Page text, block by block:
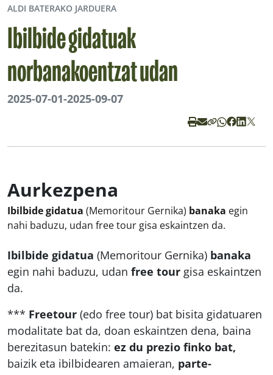
ALDI BATERAKO JARDUERA
Ibilbide gidatuak
norbanakoentzat udan
2025-07-01-2025-09-07
Aurkezpena
Ibilbide gidatua (Memoritour Gernika) banaka egin
nahi baduzu, udan free tour gisa eskaintzen da.
Ibilbide gidatua (Memoritour Gernika) banaka
egin nahi baduzu, udan free tour gisa eskaintzen
da.
*** Freetour (edo free tour) bat bisita gidatuaren
modalitate bat da, doan eskaintzen dena, baina
berezitasun batekin: ez du prezio finko bat,
baizik eta ibilbidearen amaieran, parte-